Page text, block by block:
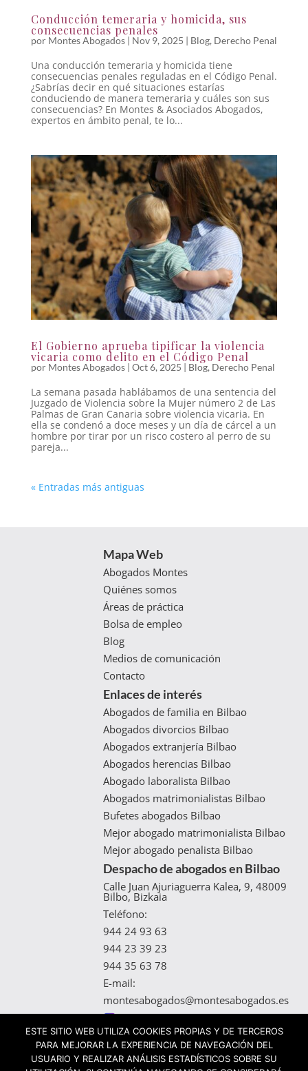
Conducción temeraria y homicida, sus
consecuencias penales
por Montes Abogados| Nov 9, 2025 | Blog, Derecho Penal
Una conducción temeraria y homicida tiene
consecuencias penales reguladas en el Código Penal.
¿Sabrías decir en qué situaciones estarías
conduciendo de manera temeraria y cuáles son sus
consecuencias? En Montes & Asociados Abogados,
expertos en ámbito penal, te lo...
El Gobierno aprueba tipificar la violencia
vicaria como delito en el Código Penal
por Montes Abogados| Oct 6, 2025 | Blog, Derecho Penal
La semana pasada hablábamos de una sentencia del
Juzgado de Violencia sobre la Mujer número 2 de Las
Palmas de Gran Canaria sobre violencia vicaria. En
ella se condenó a doce meses y un día de cárcel a un
hombre por tirar por un risco costero al perro de su
pareja...
« Entradas más antiguas
Mapa Web
Abogados Montes
Quiénes somos
Áreas de práctica
Bolsa de empleo
Blog
Medios de comunicación
Contacto
Enlaces de interés
Abogados de familia en Bilbao
Abogados divorcios Bilbao
Abogados extranjería Bilbao
Abogados herencias Bilbao
Abogado laboralista Bilbao
Abogados matrimonialistas Bilbao
Bufetes abogados Bilbao
Mejor abogado matrimonialista Bilbao
Mejor abogado penalista Bilbao
Despacho de abogados en Bilbao
Calle Juan Ajuriaguerra Kalea, 9, 48009
Bilbo, Bizkaia
Teléfono:
944 24 93 63
944 23 39 23
944 35 63 78
E-mail:
montesabogados@montesabogados.es
© Montes & Asociados
Aviso legal
ESTE SITIO WEB UTILIZA COOKIES PROPIAS Y DE TERCEROS
PARA MEJORAR LA EXPERIENCIA DE NAVEGACIÓN DEL
USUARIO Y REALIZAR ANÁLISIS ESTADÍSTICOS SOBRE SU